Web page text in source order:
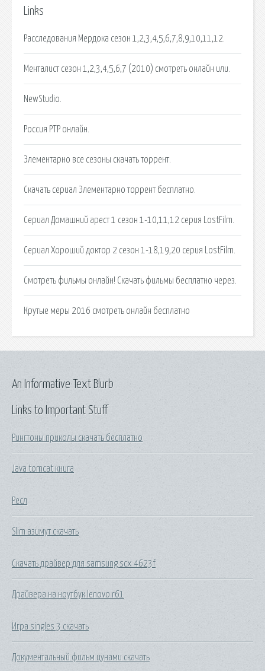
Links
Расследования Мердока сезон 1,2,3,4,5,6,7,8,9,10,11,12.
Менталист сезон 1,2,3,4,5,6,7 (2010) смотреть онлайн или.
NewStudio.
Россия РТР онлайн.
Элементарно все сезоны скачать торрент.
Скачать сериал Элементарно торрент бесплатно.
Сериал Домашний арест 1 сезон 1-10,11,12 серия LostFilm.
Сериал Хороший доктор 2 сезон 1-18,19,20 серия LostFilm.
Смотреть фильмы онлайн! Скачать фильмы бесплатно через.
Крутые меры 2016 смотреть онлайн бесплатно
Links to Important Stuff
Рингтоны приколы скачать бесплатно
Java tomcat книга
Ресл
Slim азимут скачать
Скачать драйвер для samsung scx 4623f
Драйвера на ноутбук lenovo r61
Игра singles 3 скачать
Документальный фильм цунами скачать
An Informative Text Blurb